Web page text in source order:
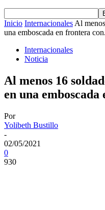
Inicio Internacionales Al
una emboscada en frontera
Internacionales
Noticia
Al menos 16
en una
Por
Yolibeth Bustillo
-
02/05/2021
0
930